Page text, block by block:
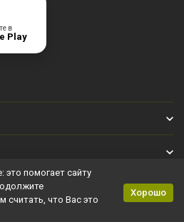
в
Play
помогает сайту
считать, что Вас это
Хорошо